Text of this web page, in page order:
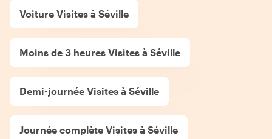
Voiture Visites à Séville
Moins de 3 heures Visites à Séville
Demi-journée Visites à Séville
Journée complète Visites à Séville